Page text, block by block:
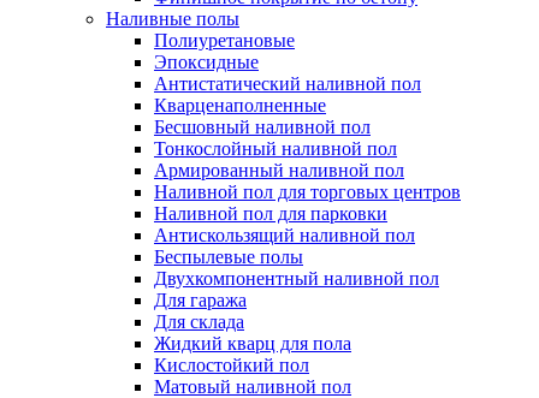
Наливные полы
Полиуретановые
Эпоксидные
Антистатический наливной пол
Кварценаполненные
Бесшовный наливной пол
Тонкослойный наливной пол
Армированный наливной пол
Наливной пол для торговых центров
Наливной пол для парковки
Антискользящий наливной пол
Беспылевые полы
Двухкомпонентный наливной пол
Для гаража
Для склада
Жидкий кварц для пола
Кислостойкий пол
Матовый наливной пол